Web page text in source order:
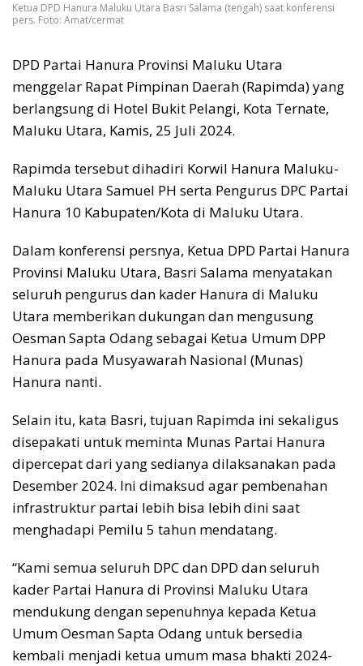
Ketua DPD Hanura Maluku Utara Basri Salama (tengah) saat konferensi
pers. Foto: Amat/cermat
DPD Partai Hanura Provinsi Maluku Utara
menggelar Rapat Pimpinan Daerah (Rapimda) yang
berlangsung di Hotel Bukit Pelangi, Kota Ternate,
Maluku Utara, Kamis, 25 Juli 2024.
Rapimda tersebut dihadiri Korwil Hanura Maluku-
Maluku Utara Samuel PH serta Pengurus DPC Partai
Hanura 10 Kabupaten/Kota di Maluku Utara.
Dalam konferensi persnya, Ketua DPD Partai Hanura
Provinsi Maluku Utara, Basri Salama menyatakan
seluruh pengurus dan kader Hanura di Maluku
Utara memberikan dukungan dan mengusung
Oesman Sapta Odang sebagai Ketua Umum DPP
Hanura pada Musyawarah Nasional (Munas)
Hanura nanti.
Selain itu, kata Basri, tujuan Rapimda ini sekaligus
disepakati untuk meminta Munas Partai Hanura
dipercepat dari yang sedianya dilaksanakan pada
Desember 2024. Ini dimaksud agar pembenahan
infrastruktur partai lebih bisa lebih dini saat
menghadapi Pemilu 5 tahun mendatang.
“Kami semua seluruh DPC dan DPD dan seluruh
kader Partai Hanura di Provinsi Maluku Utara
mendukung dengan sepenuhnya kepada Ketua
Umum Oesman Sapta Odang untuk bersedia
kembali menjadi ketua umum masa bhakti 2024-